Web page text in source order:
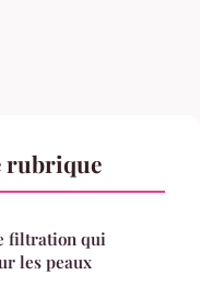
rubrique
filtration qui
les peaux